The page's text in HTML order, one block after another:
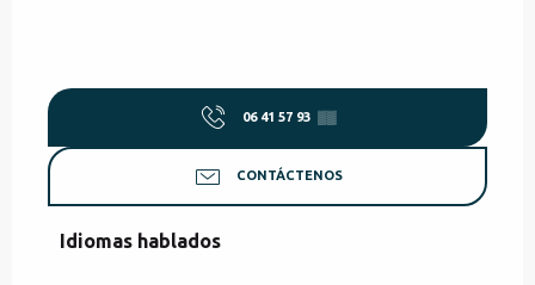
06 41 57 93 ▒▒
CONTÁCTENOS
Idiomas hablados
Idiomas hablados